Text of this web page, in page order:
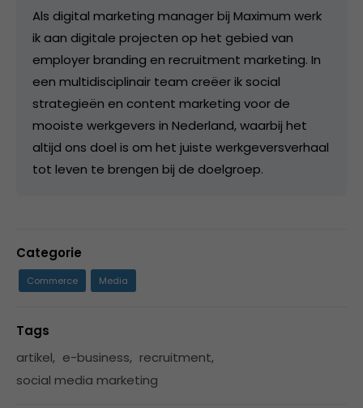
Als digital marketing manager bij Maximum werk
ik aan digitale projecten op het gebied van
employer branding en recruitment marketing. In
een multidisciplinair team creëer ik social
strategieën en content marketing voor de
mooiste werkgevers in Nederland, waarbij het
altijd ons doel is om het juiste werkgeversverhaal
tot leven te brengen bij de doelgroep.
Categorie
Commerce Media
Tags
artikel, e-business, recruitment,
social media marketing